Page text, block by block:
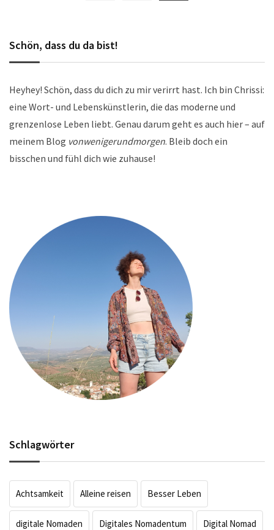
Schön, dass du da bist!
Heyhey! Schön, dass du dich zu mir verirrt hast. Ich bin Chrissi:
eine Wort- und Lebenskünstlerin, die das moderne und
grenzenlose Leben liebt. Genau darum geht es auch hier – auf
meinem Blog vonwenigerundmorgen. Bleib doch ein
bisschen und fühl dich wie zuhause!
Schlagwörter
Achtsamkeit Alleine reisen Besser Leben
digitale Nomaden Digitales Nomadentum Digital Nomad